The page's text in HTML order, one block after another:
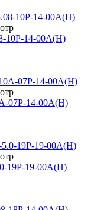
10P-14-00A(H)
07P-14-00A(H)
19P-19-00A(H)